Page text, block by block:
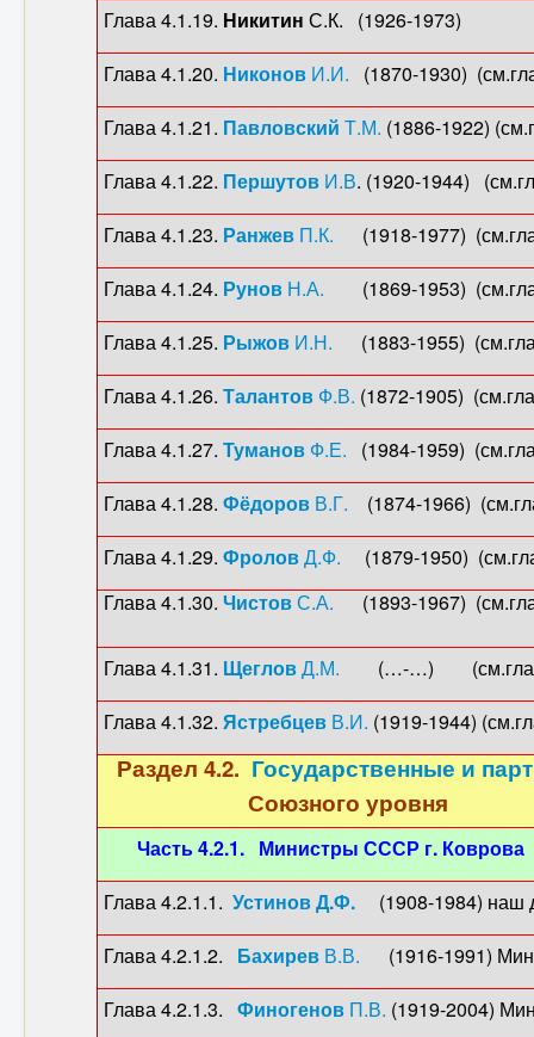
Глава 4.1.19. Никитин С.К. (1926-1973)
Глава 4.1.20. Никонов И.И. (1870-1930)
Глава 4.1.21. Павловский Т.М. (1886-1922)
Глава 4.1.22. Першутов И.В. (1920-1944)
Глава 4.1.23. Ранжев П.К. (1918-1977)
Глава 4.1.24. Рунов Н.А. (1869-1953)
Глава 4.1.25. Рыжов И.Н. (1883-1955)
Глава 4.1.26. Талантов Ф.В. (1872-1905)
Глава 4.1.27. Туманов Ф.Е. (1984-1959)
Глава 4.1.28. Фёдоров В.Г. (1874-1966)
Глава 4.1.29. ФроловД.Ф. (1879-1950)
Глава 4.1.30. ЧистовС.А. (1893-1967)
Глава 4.1.31. ЩегловД.М. (…-…)
Глава 4.1.32. Ястребцев В.И. (1919-1944)
Раздел 4.2. Государственные и
Союзного уровня
Часть 4.2.1. Министры СССР г. Коврова
Глава 4.2.1.1. Устинов Д.Ф. (1908-1984) наш
Глава 4.2.1.2. Бахирев В.В. (1916-1991)
Глава 4.2.1.3. Финогенов П.В. (1919-2004)